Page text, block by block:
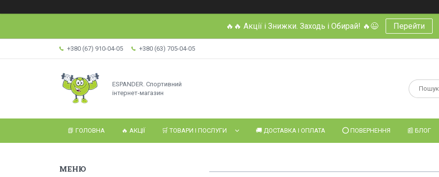
🔥🔥 Акції і Знижки. Заходь і Обирай! 🔥😉 Перейти
+380 (67) 910-04-05 +380 (63) 705-04-05
ESPANDER. Спортивний
інтернет-магазин
📗 ГОЛОВНА 🔥 АКЦІЇ 🛒 ТОВАРИ І ПОСЛУГИ 🚚 ДОСТАВКА І ОПЛАТА ⭕️ ПОВЕРНЕННЯ 📰 БЛОГ